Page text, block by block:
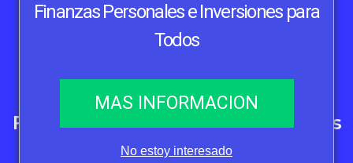
Finanzas Personales e Inversiones para
Todos
MAS INFORMACION
No estoy interesado
Finanzas Personales Inversión
Fondo de emergencia: lo que necesitas
para construirlo